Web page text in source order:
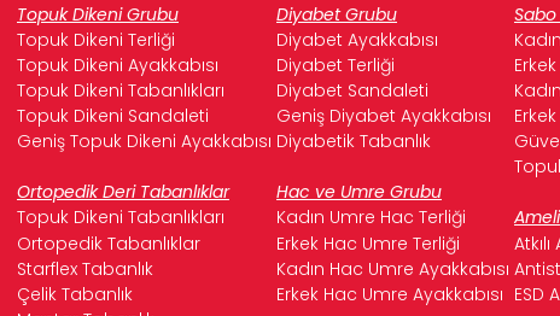
Topuk Dikeni Grubu Diyabet Grubu
Topuk Dikeni Terliği
Diyabet Ayakkabısı
Topuk Dikeni Ayakkabısı
Diyabet Terliği
Topuk Dikeni Tabanlıkları
Diyabet Sandaleti
Topuk Dikeni Sandaleti
Geniş Diyabet Ayakkabısı
Geniş Topuk Dikeni Ayakkabısı Diyabetik Tabanlık
Ortopedik Deri Tabanlıklar
Hac ve Umre Grubu
Topuk Dikeni Tabanlıkları
Kadın Umre Hac Terliği
Ortopedik Tabanlıklar
Erkek Hac Umre Terliği
Starflex Tabanlık
Kadın Hac Umre Ayakkabısı
Çelik Tabanlık
Erkek Hac Umre Ayakkabısı ESD